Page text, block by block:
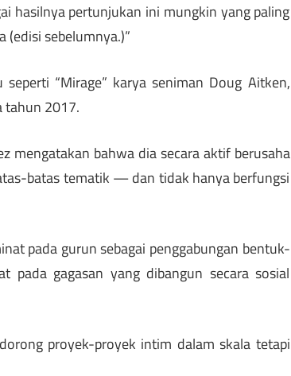
hasilnya pertunjukan ini mungkin yang paling
(edisi sebelumnya.)”
“Mirage” karya seniman Doug Aitken,
tahun 2017.
mengatakan bahwa dia secara aktif berusaha
batas tematik — dan tidak hanya berfungsi
pada gurun sebagai penggabungan bentuk-
pada gagasan yang dibangun secara sosial
proyek-proyek intim dalam skala tetapi